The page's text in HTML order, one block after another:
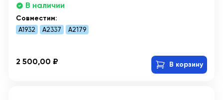
В наличии
Совместим:
A1932 A2337 A2179
2 500,00 ₽ В корзину